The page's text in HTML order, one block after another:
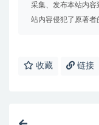
采集、发布本站内
站内容侵犯了原著者
收藏 链接